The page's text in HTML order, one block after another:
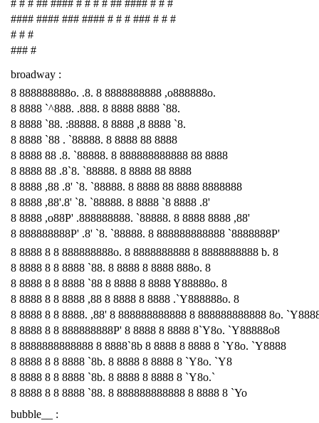
# # # ## #### # # # # ## #### # # #
#### #### ### #### # # # ### # # #
# # #
### #
broadway :
8 888888888o. .8. 8 8888888888 ,o888888o.
8 8888 `^888. .888. 8 8888 8888 `88.
8 8888 `88. :88888. 8 8888 ,8 8888 `8.
8 8888 `88 . `88888. 8 8888 88 8888
8 8888 88 .8. `88888. 8 888888888888 88 8888
8 8888 88 .8`8. `88888. 8 8888 88 8888
8 8888 ,88 .8' `8. `88888. 8 8888 88 8888 8888888
8 8888 ,88'.8' `8. `88888. 8 8888 `8 8888 .8'
8 8888 ,o88P' .888888888. `88888. 8 8888 8888 ,88'
8 888888888P' .8' `8. `88888. 8 888888888888 `8888888P'
8 8888 8 8 888888888o. 8 8888888888 8 8888888888 b. 8
8 8888 8 8 8888 `88. 8 8888 8 8888 888o. 8
8 8888 8 8 8888 `88 8 8888 8 8888 Y88888o. 8
8 8888 8 8 8888 ,88 8 8888 8 8888 .`Y888888o. 8
8 8888 8 8 8888. ,88' 8 888888888888 8 888888888888 8o.
8 8888 8 8 888888888P' 8 8888 8 8888 8`Y8o. `Y88888o8
8 8888888888888 8 8888`8b 8 8888 8 8888 8 `Y8o. `Y8888
8 8888 8 8 8888 `8b. 8 8888 8 8888 8 `Y8o. `Y8
8 8888 8 8 8888 `8b. 8 8888 8 8888 8 `Y8o.`
8 8888 8 8 8888 `88. 8 888888888888 8 8888 8 `Yo
bubble__ :